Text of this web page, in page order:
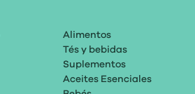
Alimentos
Tés y bebidas
Suplementos
Aceites Esenciales